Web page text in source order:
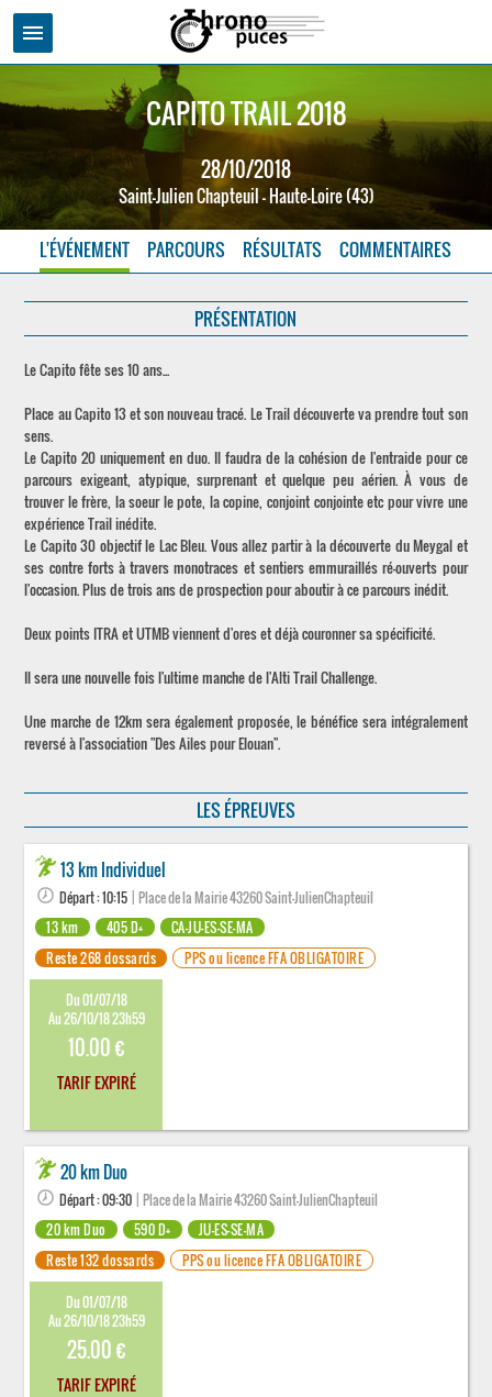
menu
CAPITO TRAIL 2018
28/10/2018
Saint-Julien Chapteuil - Haute-Loire (43)
L'ÉVÉNEMENT PARCOURS RÉSULTATS COMMENTAIRES
PRÉSENTATION
Le Capito fête ses 10 ans...
Place au Capito 13 et son nouveau tracé. Le Trail découverte va prendre tout son
sens.
Le Capito 20 uniquement en duo. Il faudra de la cohésion de l'entraide pour ce
parcours exigeant, atypique, surprenant et quelque peu aérien. À vous de
trouver le frère, la soeur le pote, la copine, conjoint conjointe etc pour vivre une
expérience Trail inédite.
Le Capito 30 objectif le Lac Bleu. Vous allez partir à la découverte du Meygal et
ses contre forts à travers monotraces et sentiers emmuraillés ré-ouverts pour
l'occasion. Plus de trois ans de prospection pour aboutir à ce parcours inédit.
Deux points ITRA et UTMB viennent d'ores et déjà couronner sa spécificité.
Il sera une nouvelle fois l'ultime manche de l'Alti Trail Challenge.
Une marche de 12km sera également proposée, le bénéfice sera intégralement
reversé à l'association "Des Ailes pour Elouan".
LES ÉPREUVES
13 km Individuel
Départ : 10:15 | Place de la Mairie 43260 Saint-JulienChapteuil
13 km
405 D+
CA-JU-ES-SE-MA
Reste 268 dossards
PPS ou licence FFA OBLIGATOIRE
Du 01/07/18
Au 26/10/18 23h59
10.00 €
TARIF EXPIRÉ
20 km Duo
Départ : 09:30 | Place de la Mairie 43260 Saint-JulienChapteuil
20 km Duo
590 D+
JU-ES-SE-MA
Reste 132 dossards
PPS ou licence FFA OBLIGATOIRE
Du 01/07/18
Au 26/10/18 23h59
25.00 €
TARIF EXPIRÉ